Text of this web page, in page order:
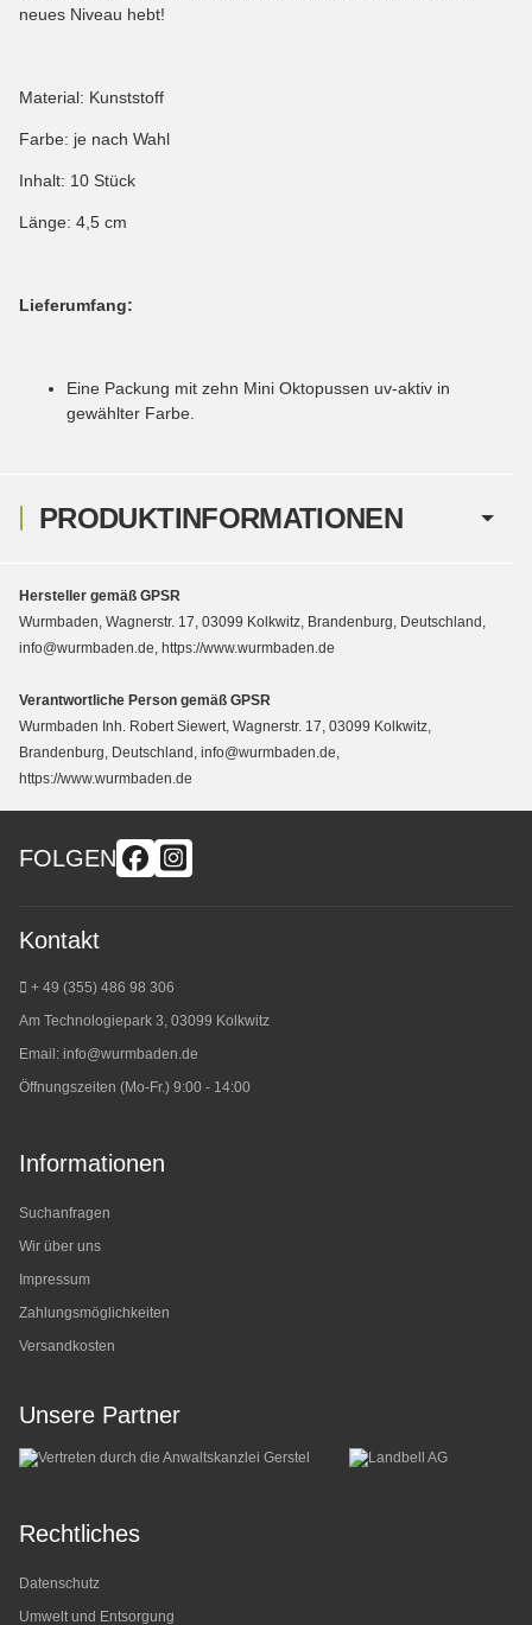
PRODUKTINFORMATIONEN
neues Niveau hebt!
Material: Kunststoff
Farbe: je nach Wahl
Inhalt: 10 Stück
Länge: 4,5 cm
Lieferumfang:
Eine Packung mit zehn Mini Oktopussen uv-aktiv in
gewählter Farbe.
Hersteller gemäß GPSR
Wurmbaden, Wagnerstr. 17, 03099 Kolkwitz, Brandenburg, Deutschland,
info@wurmbaden.de, https://www.wurmbaden.de
Verantwortliche Person gemäß GPSR
Wurmbaden Inh. Robert Siewert, Wagnerstr. 17, 03099 Kolkwitz,
Brandenburg, Deutschland, info@wurmbaden.de,
https://www.wurmbaden.de
FOLGEN
Kontakt
+ 49 (355) 486 98 306
Am Technologiepark 3, 03099 Kolkwitz
Email: info@wurmbaden.de
Öffnungszeiten (Mo-Fr.) 9:00 - 14:00
Informationen
Suchanfragen
Wir über uns
Impressum
Zahlungsmöglichkeiten
Versandkosten
Unsere Partner
Rechtliches
Datenschutz
Umwelt und Entsorgung